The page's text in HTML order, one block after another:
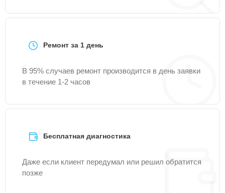
Ремонт за 1 день
В 95% случаев ремонт производится в день заявки
в течение 1-2 часов
Бесплатная диагностика
Даже если клиент передумал или решил обратится
позже